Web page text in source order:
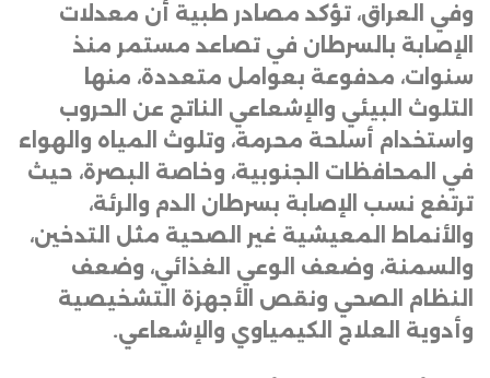
وفي العراق، تؤكد مصادر طبية أن معدلات
الإصابة بالسرطان في تصاعد مستمر منذ
سنوات، مدفوعة بعوامل متعددة، منها
التلوث البيئي والإشعاعي الناتج عن الحروب
واستخدام أسلحة محرمة، وتلوث المياه والهواء
في المحافظات الجنوبية، وخاصة البصرة، حيث
ترتفع نسب الإصابة بسرطان الدم والرئة،
والأنماط المعيشية غير الصحية مثل التدخين،
والسمنة، وضعف الوعي الغذائي، وضعف
النظام الصحي ونقص الأجهزة التشخيصية
وأدوية العلاج الكيمياوي والإشعاعي.